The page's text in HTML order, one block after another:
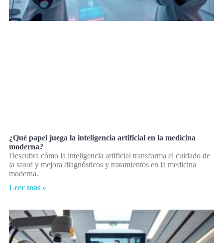
¿Qué papel juega la inteligencia artificial en la medicina
moderna?
Descubra cómo la inteligencia artificial transforma el cuidado de
la salud y mejora diagnósticos y tratamientos en la medicina
moderna.
Leer más »